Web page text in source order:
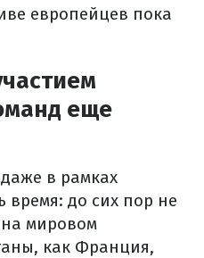
европейцев пока
еще
в рамках
время: до сих пор не
мировом
как Франция,